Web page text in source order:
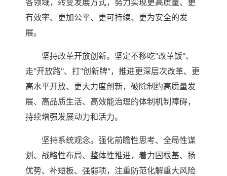
各领域，转变发展方式，努力实现更高质量、更
有效率、更加公平、更可持续、更为安全的发
展。
坚持改革开放创新。坚定不移吃"改革饭"、
走"开放路"、打"创新牌"，推进更深层次改革、更
高水平开放、更大力度创新，破除制约高质量发
展、高品质生活、高效能治理的体制机制障碍，
持续增强发展动力和活力。
坚持系统观念。强化前瞻性思考、全局性谋
划、战略性布局、整体性推进，着力固根基、扬
优势、补短板、强弱项，注重防范化解重大风险